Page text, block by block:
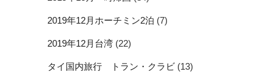
2019年12月ホーチミン2泊 (7)
2019年12月台湾 (22)
タイ国内旅行 トラン・クラビ (13)